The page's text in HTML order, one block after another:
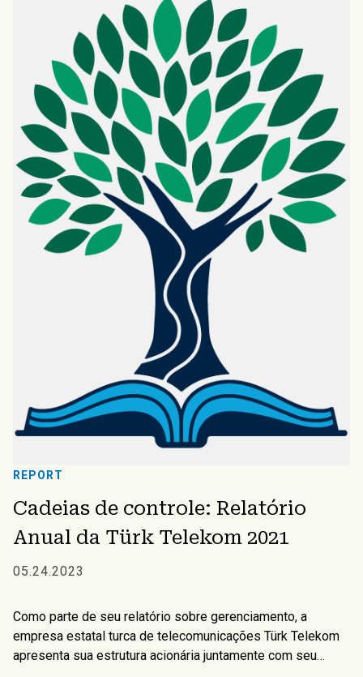
REPORT
Cadeias de controle: Relatório
Anual da Türk Telekom 2021
05.24.2023
Como parte de seu relatório sobre gerenciamento, a
empresa estatal turca de telecomunicações Türk Telekom
apresenta sua estrutura acionária juntamente com seu